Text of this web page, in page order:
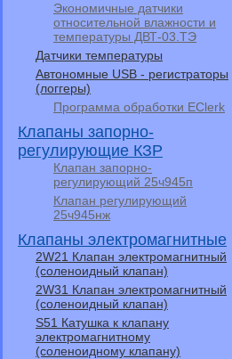
Экономичные датчики
относительной влажности и
температуры ДВТ-03.ТЭ
Датчики температуры
Автономные USB - регистраторы
(логгеры)
Программа обработки EClerk
Клапаны запорно-
регулирующие КЗР
Клапан запорно-
регулирующий 25ч945п
Клапан регулирующий
25ч945нж
Клапаны электромагнитные
2W21 Клапан электромагнитный
(соленоидный клапан)
2W31 Клапан электромагнитный
(соленоидный клапан)
S51 Катушка к клапану
электромагнитному
(соленоидному клапану)